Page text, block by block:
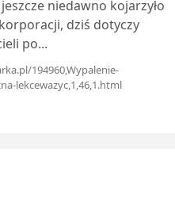
niedawno kojarzyło
dziś dotyczy
po...
194960,Wypalenie-
lekcewazyc,1,46,1.html